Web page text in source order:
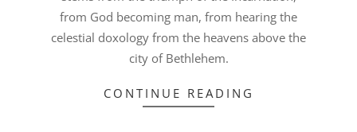
from God becoming man, from hearing the
celestial doxology from the heavens above the
city of Bethlehem.
CONTINUE READING